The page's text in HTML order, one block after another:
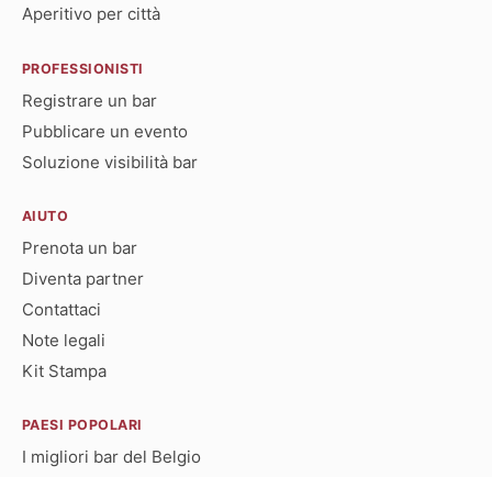
Aperitivo per città
PROFESSIONISTI
Registrare un bar
Pubblicare un evento
Soluzione visibilità bar
AIUTO
Prenota un bar
Diventa partner
Contattaci
Note legali
Kit Stampa
PAESI POPOLARI
I migliori bar del Belgio